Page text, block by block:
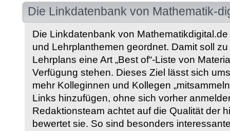
Die Linkdatenbank von Mathematik-
Die Linkdatenbank von
und Lehrplanthemen geordnet. Damit soll
Lehrplans eine Art „Best of“-Liste von
Verfügung stehen. Dieses Ziel lässt sich
mehr Kolleginnen und Kollegen
Links hinzufügen, ohne sich vorher
Redaktionsteam achtet auf die Qualität der
bewertet sie. So sind besonders